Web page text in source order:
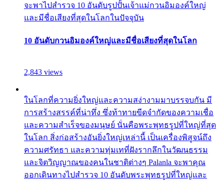
จะพาไปสำรวจ 10 อันดับรูปปั้นเจ้าแม่กวนอิมองค์ใหญ่
และมีชื่อเสียงที่สุดในโลกในปัจจุบัน
10 อันดับกวนอิมองค์ใหญ่และมีชื่อเสียงที่สุดในโลก
2,843 views
ในโลกที่ความยิ่งใหญ่และความสง่างามมาบรรจบกัน มี
การสร้างสรรค์ที่น่าทึ่ง ซึ่งท้าทายขีดจำกัดของความเชื่อ
และความสำเร็จของมนุษย์ นั่นคือพระพุทธรูปที่ใหญ่ที่สุด
ในโลก สิ่งก่อสร้างอันยิ่งใหญ่เหล่านี้ เป็นเครื่องพิสูจน์ถึง
ความศรัทธา และความทุ่มเทที่ฝังรากลึกในวัฒนธรรม
และจิตวิญญาณของคนในชาติต่างๆ Palanla จะพาคุณ
ออกเดินทางไปสำรวจ 10 อันดับพระพุทธรูปที่ใหญ่และ